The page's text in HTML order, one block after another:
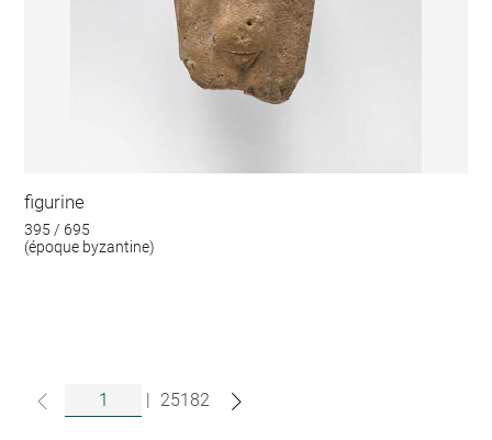
figurine
395 / 695
(époque byzantine)
| 25182